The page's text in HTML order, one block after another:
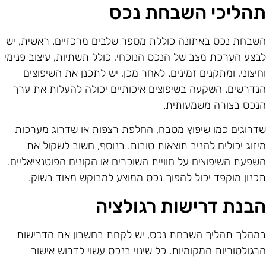
השבחת נכס
נכס באתונה כוללת מספר שלבים מרכזיים. ראשית, יש
הערכת מצב של הנכס הנוכחי, כולל תשתיות, עיצוב פנימי
ומתקנים זמינים. לאחר מכן, יש לתכנן את השיפוצים
השקעה בשיפוצים איכותיים יכולה להעלות את ערך
בצורה משמעותית.
כמו שיפוץ מטבח, החלפת רצפות או שדרוג מערכות
יכולים להניב תוצאות טובות. בנוסף, חשוב לשקול את
השיפוצים על חוויית השוכרים או הקונים הפוטנציאליים.
מוקפד יכול להפוך נכס ממוצע למבוקש מאוד בשוק.
דרישות רגולציה
תהליך השבחת נכס, יש לקחת בחשבון את הדרישות
המקומיות. כל שינוי בנכס עשוי לדרוש אישור